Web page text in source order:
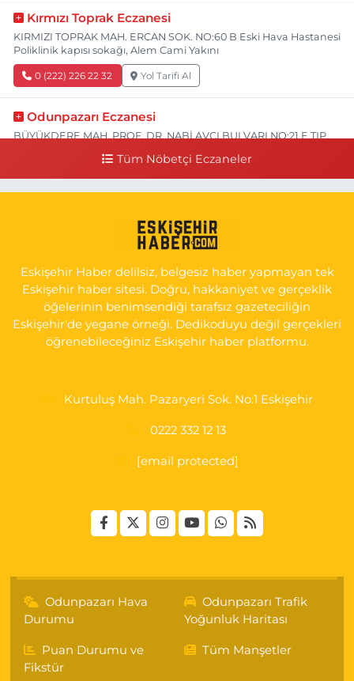
Kırmızı Toprak Eczanesi
KIRMIZI TOPRAK MAH. ERCAN SOK. NO:60 B Eski Hava Hastanesi
Poliklinik kapısı sokağı, Alem Cami Yakını
0 (222) 226 22 32 Yol Tarifi Al
Odunpazarı Eczanesi
BÜYÜKDERE MAH. PROF. DR. NABİ AVCI BULVARI NO:21 E TIP
YENİDOĞAN MH.ŞEHİT SERKAN ÖZAYDIN CD.8 B ESKİ DEVLET
0 (222) 237 75 17 Yol Tarifi Al
Tüm Nöbetçi Eczaneler
Eskişehir Haber delilsiz, belgesiz haber yapmayan tek
Eskişehir haber sitesi. Doğru, hakkaniyet ve gerçeklik
öğelerinin benimsendiği tarafsız gazeteciliğin
Eskişehir'de yegane örneği. Dedikoduyu değil gerçekleri
öğrenebileceğiniz Eskişehir haber platformu.
Kurtuluş Mah. Pazaryeri Sok. No:1 Eskişehir
0222 332 12 13
[email protected]
Odunpazarı Hava
Durumu
Odunpazarı Trafik
Yoğunluk Haritası
Puan Durumu ve
Fikstür
Tüm Manşetler